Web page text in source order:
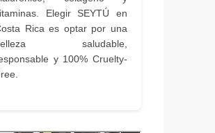
Elegir SEYTÚ en
Rica es optar por una
saludable,
y 100% Cruelty-